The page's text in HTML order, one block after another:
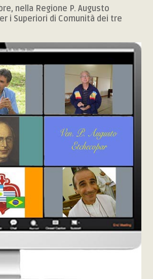
nella Regione P. Augusto
i Superiori di Comunità dei tre